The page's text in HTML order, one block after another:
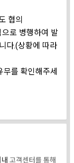
협의
로 병행하여 발
다.(상황에 따라
를 확인해주세
고객센터를 통해